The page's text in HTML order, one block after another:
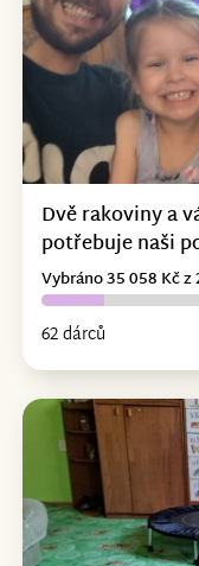
Dvě rakoviny a
potřebuje naši
62 dárců
Vybráno 35 058 Kč z